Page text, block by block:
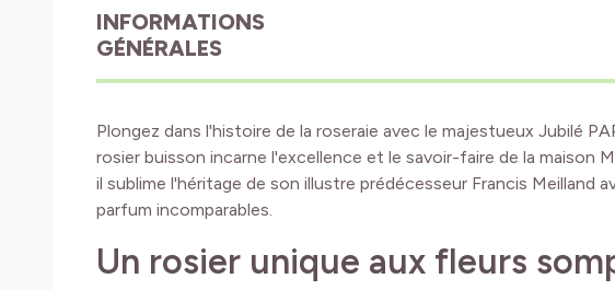
INFORMATIONS
GÉNÉRALES
Plongez dans l'histoire de la roseraie avec le majestueux Jubilé
rosier buisson incarne l'excellence et le savoir-faire de la maison
il sublime l'héritage de son illustre prédécesseur Francis Meilland
parfum incomparables.
Un rosier unique aux fleurs